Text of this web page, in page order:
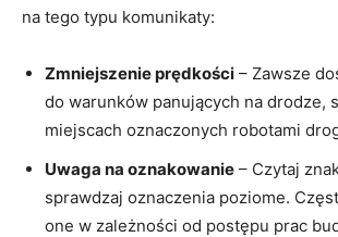
na ⁣tego typu komunikaty:
Zmniejszenie prędkości – Zawsze
do ⁣warunków panujących na drodze,
⁢miejscach oznaczonych robotami
Uwaga na ‍oznakowanie – ‌Czytaj
sprawdzaj ‌oznaczenia poziome.
one ​w zależności od‍ postępu ⁣prac